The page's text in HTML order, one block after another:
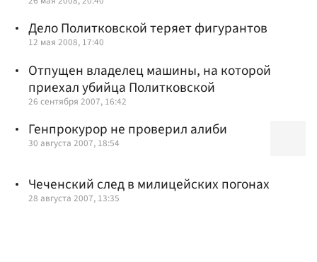
Дело Политковской теряет фигурантов
12 мая 2008, 17:40
Отпущен владелец машины, на которой
приехал убийца Политковской
26 сентября 2007, 16:42
Генпрокурор не проверил алиби
30 августа 2007, 18:54
Чеченский след в милицейских погонах
28 августа 2007, 13:35